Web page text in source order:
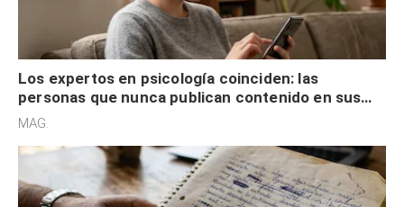
Los expertos en psicología coinciden: las
personas que nunca publican contenido en sus
redes sociales no pretenden buscar validación
MAG.